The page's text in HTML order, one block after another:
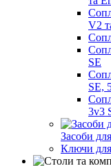
V2
SE
SE,
3v3
Засоби
Ключи